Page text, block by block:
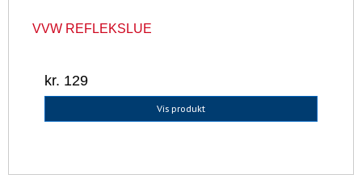
VVW REFLEKSLUE
kr. 129
Vis produkt